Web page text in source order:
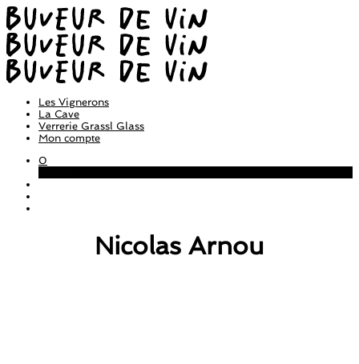
Les Vignerons
La Cave
Verrerie Grassl Glass
Mon compte
0
Nicolas Arnou